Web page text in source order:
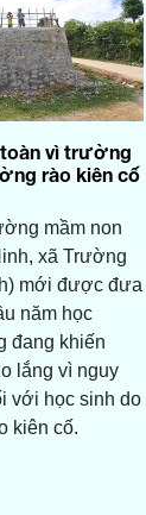
vì trường
rào kiên cố
mầm non
xã Trường
mới được đưa
năm học
đang khiến
lắng vì nguy
với học sinh do
kiên cố.